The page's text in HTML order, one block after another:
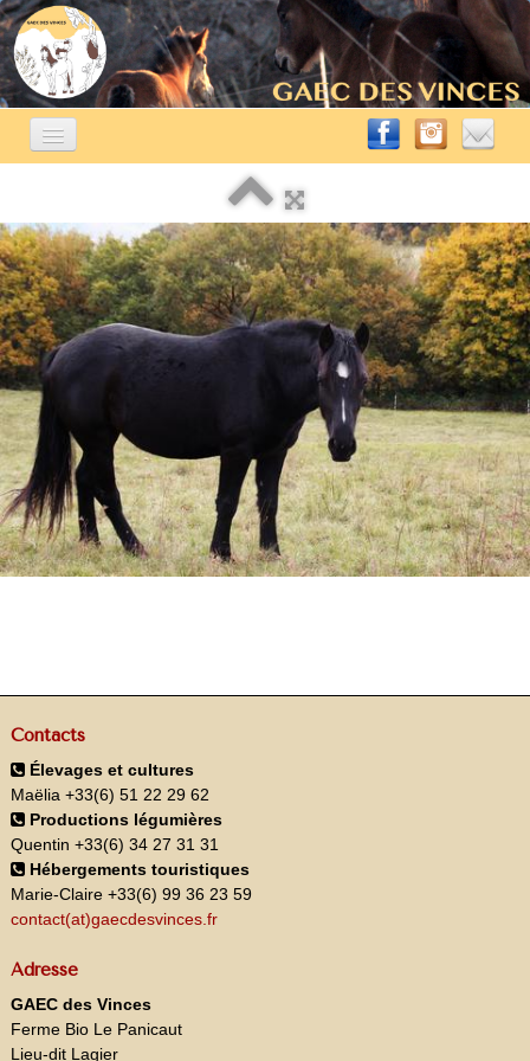
ÉLEVAGE ÉQUIN▼
A VENDRE▼
AUTRES ACTIVITÉS
CONTACT
BLOG
Contacts
Élevages et cultures
Maëlia +33(6) 51 22 29 62
Productions légumières
Quentin +33(6) 34 27 31 31
Hébergements touristiques
Marie-Claire +33(6) 99 36 23 59
contact(at)gaecdesvinces.fr
Adresse
GAEC des Vinces
Ferme Bio Le Panicaut
Lieu-dit Lagier